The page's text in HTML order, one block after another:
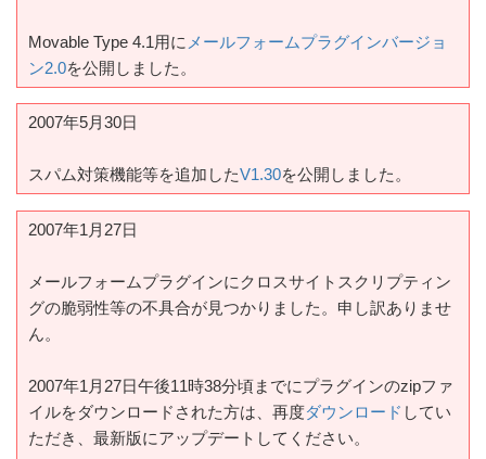
Movable Type 4.1用に メールフォームプラグインバージョ
ン2.0を公開しました。
2007年5月30日
スパム対策機能等を追加したV1.30を公開しました。
2007年1月27日
メールフォームプラグインにクロスサイトスクリプティン
グの脆弱性等の不具合が見つかりました。申し訳ありませ
ん。
2007年1月27日午後11時38分頃までにプラグインのzipファ
イルをダウンロードされた方は、再度ダウンロード してい
ただき、最新版にアップデートしてください。